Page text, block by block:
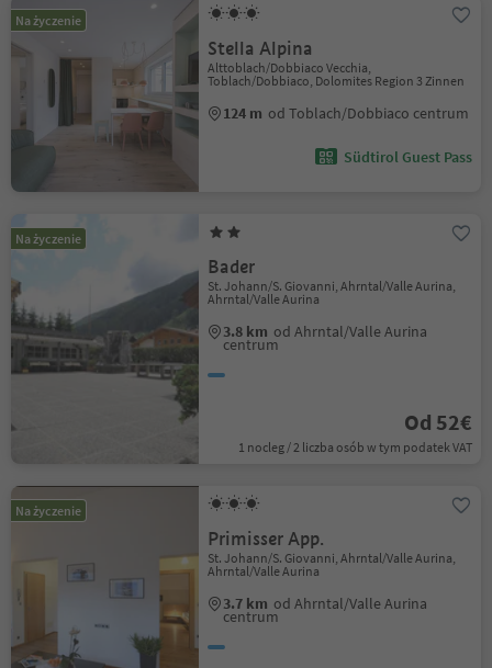
Na życzenie
Stella Alpina
Alttoblach/Dobbiaco Vecchia,
Toblach/Dobbiaco, Dolomites Region 3 Zinnen
124 m od Toblach/Dobbiaco centrum
Südtirol Guest Pass
Na życzenie
Bader
St. Johann/S. Giovanni, Ahrntal/Valle Aurina,
Ahrntal/Valle Aurina
3.8 km od Ahrntal/Valle Aurina
centrum
Od 52€
1 nocleg / 2 liczba osób w tym podatek VAT
Na życzenie
Primisser App.
St. Johann/S. Giovanni, Ahrntal/Valle Aurina,
Ahrntal/Valle Aurina
3.7 km od Ahrntal/Valle Aurina
centrum